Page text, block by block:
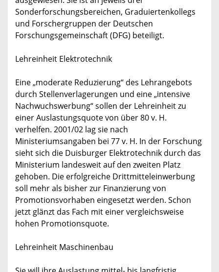
Sonderforschungsbereichen, Graduiertenkollegs
und Forschergruppen der Deutschen
Forschungsgemeinschaft (DFG) beteiligt.
Lehreinheit Elektrotechnik
Eine „moderate Reduzierung“ des Lehrangebots
durch Stellenverlagerungen und eine „intensive
Nachwuchswerbung“ sollen der Lehreinheit zu
einer Auslastungsquote von über 80 v. H.
verhelfen. 2001/02 lag sie nach
Ministeriumsangaben bei 77 v. H. In der Forschung
sieht sich die Duisburger Elektrotechnik durch das
Ministerium landesweit auf den zweiten Platz
gehoben. Die erfolgreiche Drittmitteleinwerbung
soll mehr als bisher zur Finanzierung von
Promotionsvorhaben eingesetzt werden. Schon
jetzt glänzt das Fach mit einer vergleichsweise
hohen Promotionsquote.
Lehreinheit Maschinenbau